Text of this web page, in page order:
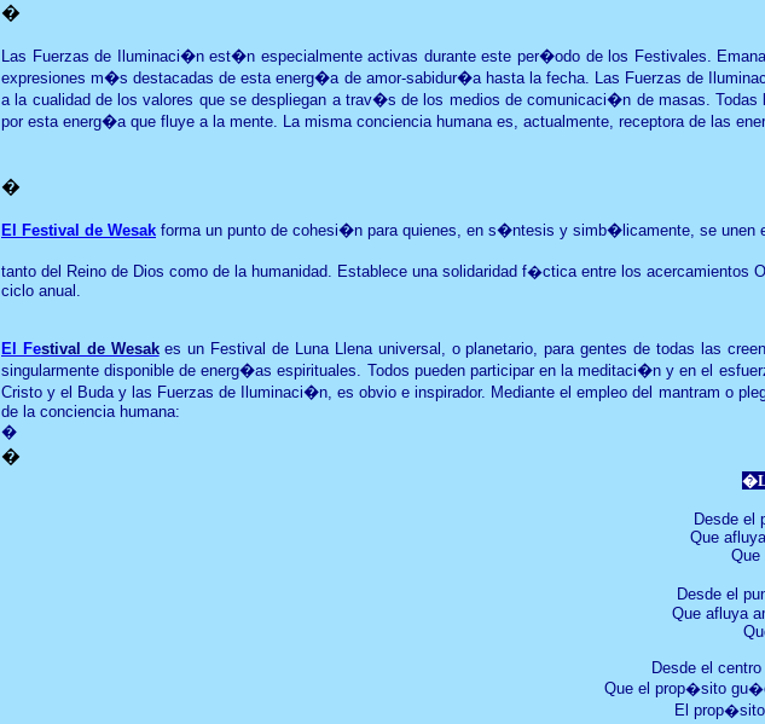
�
Las Fuerzas de Iluminaci�n est�n especialmente activas durante este per�odo de los Festivales.
expresiones m�s destacadas de esta energ�a de amor-sabidur�a hasta la fecha. Las Fuerzas de
a la cualidad de los valores que se despliegan a trav�s de los medios de comunicaci�n de masas.
por esta energ�a que fluye a la mente. La misma conciencia humana es, actualmente, receptora de las
�
El Festival de Wesak forma un punto de cohesi�n para quienes, en s�ntesis y simb�licamente, se unen
tanto del Reino de Dios como de la humanidad. Establece una solidaridad f�ctica entre los
ciclo anual.
El Festival de Wesakes un Festival de Luna Llena universal, o planetario, para gentes de todas las
singularmente disponible de energ�as espirituales. Todos pueden participar en la meditaci�n y en el
Cristo y el Buda y las Fuerzas de Iluminaci�n, es obvio e inspirador. Mediante el empleo del mantram o
de la conciencia humana:
�
�
Desde el
Que
Que
Desde el
Que afluya
Desde el
Que el prop�sito
El